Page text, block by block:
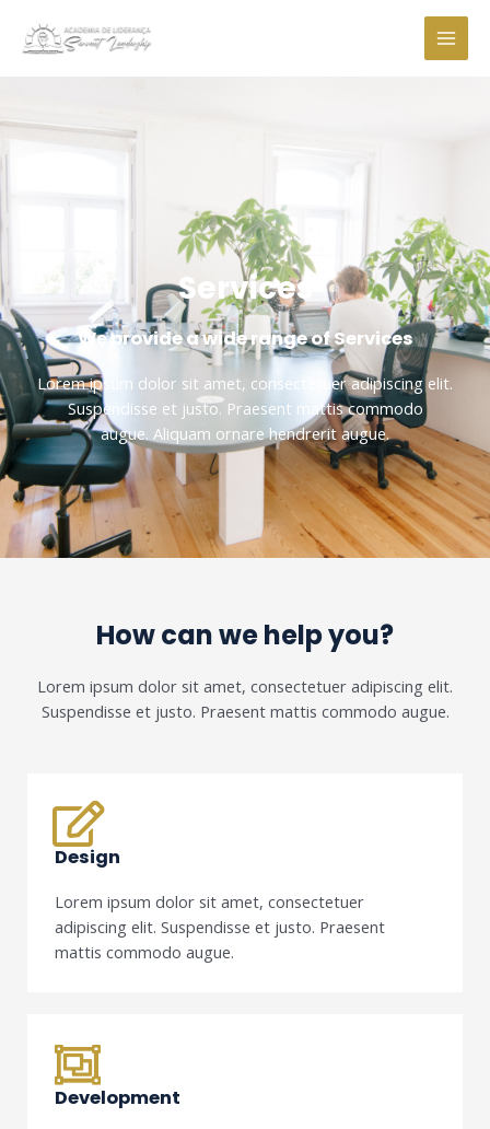
Services
We provide a wide range of Services
Lorem ipsum dolor sit amet, consectetuer adipiscing elit.
Suspendisse et justo. Praesent mattis commodo
augue. Aliquam ornare hendrerit augue.
How can we help you?
Lorem ipsum dolor sit amet, consectetuer adipiscing elit.
Suspendisse et justo. Praesent mattis commodo augue.​
Design
Lorem ipsum dolor sit amet, consectetuer
adipiscing elit. Suspendisse et justo. Praesent
mattis commodo augue.
Development